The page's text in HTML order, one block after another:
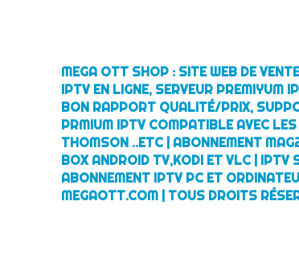
MEGA OTT SHOP : SITE WEB DE
IPTV EN LIGNE, SERVEUR PREMIYUM
BON RAPPORT QUALITÉ/PRIX,
PRMIUM IPTV COMPATIBLE AVEC
THOMSON ..ETC | ABONNEMENT
BOX ANDROID TV,KODI ET VLC | IPTV
ABONNEMENT IPTV PC ET
MEGAOTT.COM | TOUS DROITS